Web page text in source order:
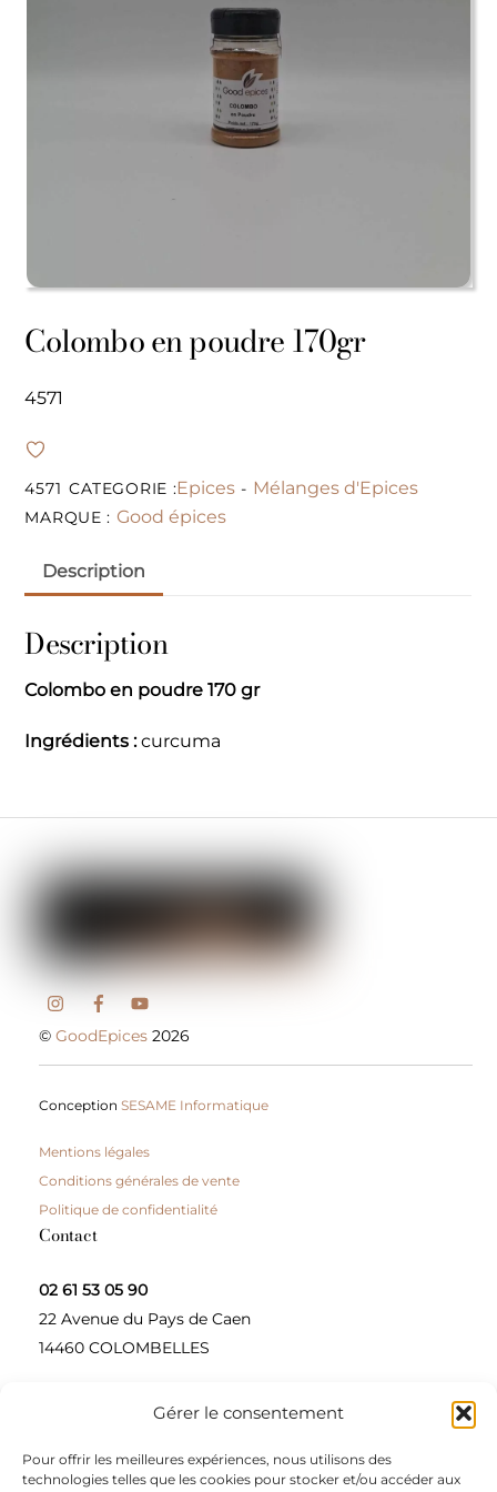
Gérer le consentement
Pour offrir les meilleures expériences, nous utilisons des
technologies telles que les cookies pour stocker et/ou accéder aux
Colombo en poudre 170gr
4571
4571 CATEGORIE :Epices - Mélanges d'Epices
MARQUE : Good épices
Description
Description
Colombo en poudre 170 gr
Ingrédients :curcuma
©GoodEpices 2026
ConceptionSESAME Informatique
Mentions légales
Conditions générales de vente
Politique de confidentialité
Contact
02 61 53 05 90
22 Avenue du Pays de Caen
14460 COLOMBELLES
Contactez-nous
A propos